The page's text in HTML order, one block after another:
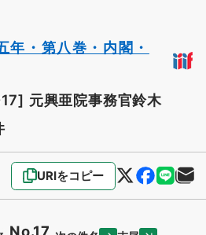
年・第八巻・内閣・
元興亜院事務官鈴木
URIをコピー
No.17